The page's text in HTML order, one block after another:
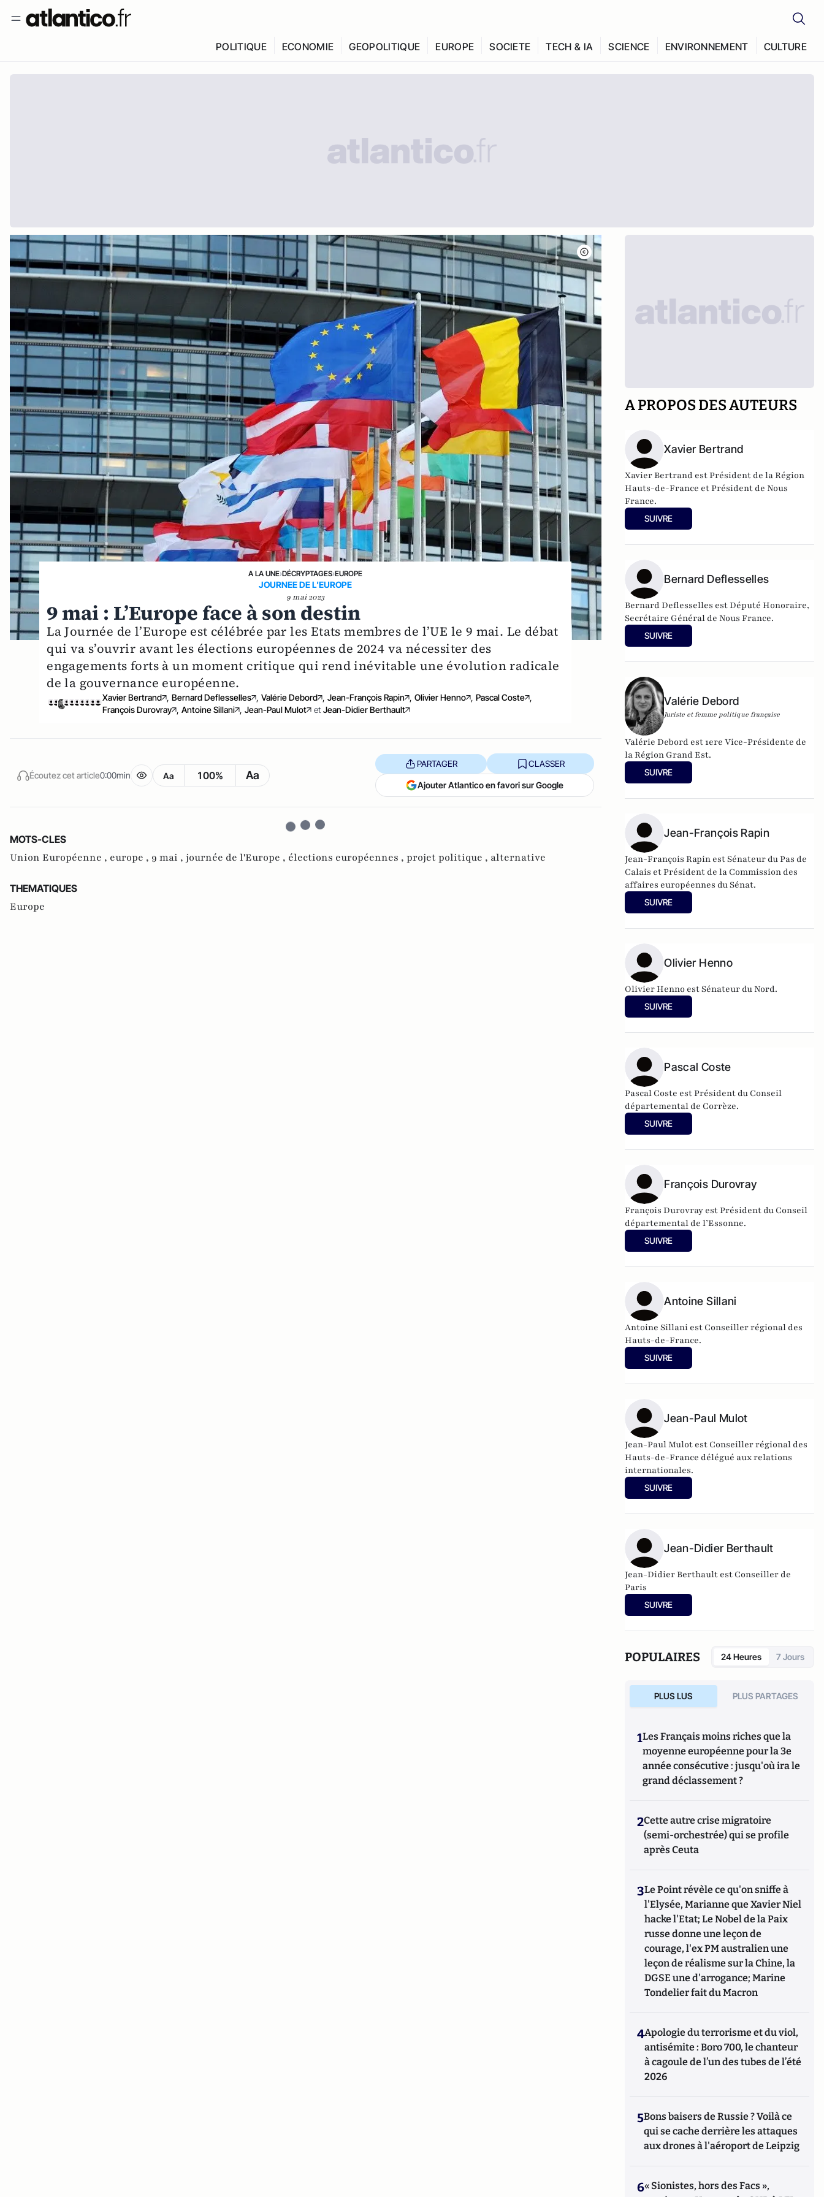
POLITIQUE ECONOMIE GEOPOLITIQUE EUROPE SOCIETE TECH & IA SCIENCE ENVIRONNEMENT CULTURE
A LA UNE›DÉCRYPTAGES›EUROPE
JOURNEE DE L'EUROPE
9 mai 2023
9 mai : L’Europe face à son destin
La Journée de l’Europe est célébrée par les Etats membres de l’UE le 9 mai. Le débat
qui va s’ouvrir avant les élections européennes de 2024 va nécessiter des
engagements forts à un moment critique qui rend inévitable une évolution radicale
de la gouvernance européenne.
Xavier Bertrand , Bernard Deflesselles , Valérie Debord , Jean-François Rapin , Olivier Henno , Pascal Coste ,
François Durovray , Antoine Sillani , Jean-Paul Mulot et Jean-Didier Berthault
Écoutez cet article0:00min Aa 100% Aa
PARTAGER CLASSER
Ajouter Atlantico en favori sur Google
MOTS-CLES
Union Européenne , europe , 9 mai , journée de l'Europe , élections européennes , projet politique , alternative
THEMATIQUES
Europe
A PROPOS DES AUTEURS
Xavier Bertrand
Xavier Bertrand est Président de la Région
Hauts-de-France et Président de Nous
France.
SUIVRE
Bernard Deflesselles
Bernard Deflesselles est Député Honoraire,
Secrétaire Général de Nous France.
SUIVRE
Valérie Debord
Juriste et femme politique française
Valérie Debord est 1ere Vice-Présidente de
la Région Grand Est.
SUIVRE
Jean-François Rapin
Jean-François Rapin est Sénateur du Pas de
Calais et Président de la Commission des
affaires européennes du Sénat.
SUIVRE
Olivier Henno
Olivier Henno est Sénateur du Nord.
SUIVRE
Pascal Coste
Pascal Coste est Président du Conseil
départemental de Corrèze.
SUIVRE
François Durovray
François Durovray est Président du Conseil
départemental de l’Essonne.
SUIVRE
Antoine Sillani
Antoine Sillani est Conseiller régional des
Hauts-de-France.
SUIVRE
Jean-Paul Mulot
Jean-Paul Mulot est Conseiller régional des
Hauts-de-France délégué aux relations
internationales.
SUIVRE
Jean-Didier Berthault
Jean-Didier Berthault est Conseiller de
Paris
SUIVRE
POPULAIRES 24 Heures 7 Jours
PLUS LUS PLUS PARTAGES
1Les Français moins riches que la
moyenne européenne pour la 3e
année consécutive : jusqu'où ira le
grand déclassement ?
2Cette autre crise migratoire
(semi-orchestrée) qui se profile
après Ceuta
3Le Point révèle ce qu'on sniffe à
l'Elysée, Marianne que Xavier Niel
hacke l'Etat; Le Nobel de la Paix
russe donne une leçon de
courage, l'ex PM australien une
leçon de réalisme sur la Chine, la
DGSE une d'arrogance; Marine
Tondelier fait du Macron
4Apologie du terrorisme et du viol,
antisémite : Boro 700, le chanteur
à cagoule de l’un des tubes de l’été
2026
5Bons baisers de Russie ? Voilà ce
qui se cache derrière les attaques
aux drones à l'aéroport de Leipzig
6« Sionistes, hors des Facs »,